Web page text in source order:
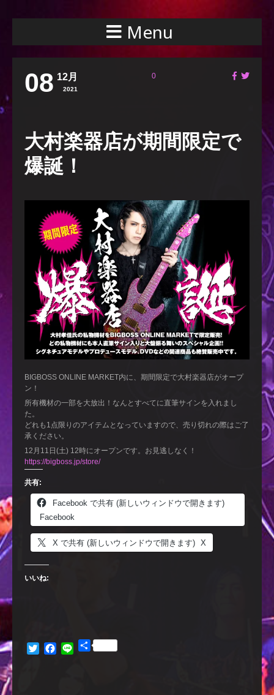
Menu
08 12月
2021
0
大村楽器店が期間限定で
爆誕！
BIGBOSS ONLINE MARKET内に、期間限定で大村楽器店がオープ
ン！
所有機材の一部を大放出！なんとすべてに直筆サインを入れまし
た。
どれも1点限りのアイテムとなっていますので、売り切れの際はご了
承ください。
12月11日(土) 12時にオープンです。お見逃しなく！
https://bigboss.jp/store/
共有:
Facebook で共有 (新しいウィンドウで開きます)
Facebook
X で共有 (新しいウィンドウで開きます) X
いいね:
TwitterFacebook
Line共